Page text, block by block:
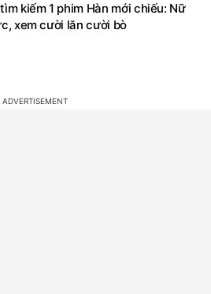
kiếm 1 phim Hàn mới chiếu: Nữ
xem cười lăn cười bò